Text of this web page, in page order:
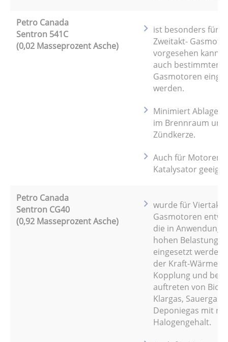
Petro Canada
Sentron 541C
(0,02 Masseprozent Asche)
ist besonders für
Zweitakt-
vorgesehen kann
auch bestimmten
Gasmotoren
werden.
Minimiert
im Brennraum
Zündkerze.
Auch für Motoren
Katalysator
Petro Canada
Sentron CG40
(0,92 Masseprozent Asche)
wurde für Viertakt-
Gasmotoren
die in Anwendung
hohen Belastungen
eingesetzt werden,
der Kraft-Wärme-
Kopplung und
auftreten von
Klargas, Sauergas
Deponiegas mit
Halogengehalt.